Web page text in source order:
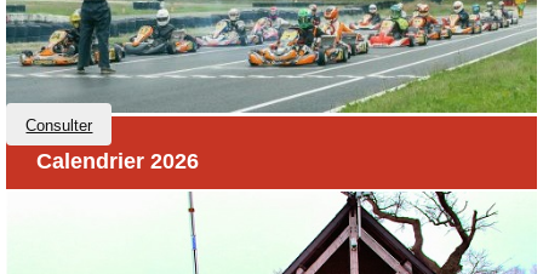
Consulter
Calendrier 2026